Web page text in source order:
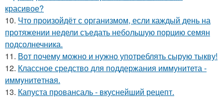
красивое?
10. Что произойдёт с организмом, если каждый день на
протяжении недели съедать небольшую порцию семян
подсолнечника.
11. Вот почему можно и нужно употреблять сырую тыкву!
12. Классное средство для поддержания иммунитета -
иммyнитeтнaя.
13. Капуста провансаль - вкуснейший рецепт.